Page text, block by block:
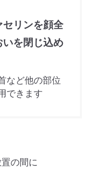
リンを顔全
を閉じ込め
など他の部位
できます
の間に